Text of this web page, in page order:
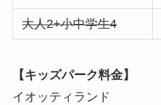
大人2+小中学生4
【キッズパーク料金】
イオッティランド